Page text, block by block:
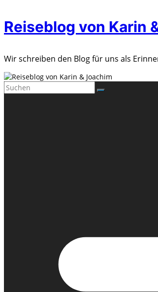
Zum
Inhalt
springen
Reiseblog von Karin
Wir schreiben den Blog für uns als